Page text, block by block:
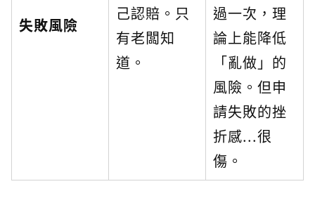
失敗風險
己認賠。只
有老闆知
道。
過一次，理
論上能降低
「亂做」的
風險。但申
請失敗的挫
折感...很
傷。